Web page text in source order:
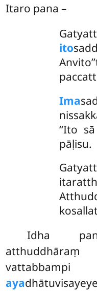
Itaro pana –
ito
Ima
‘‘Ito
pāḷisu.
Idha
aya